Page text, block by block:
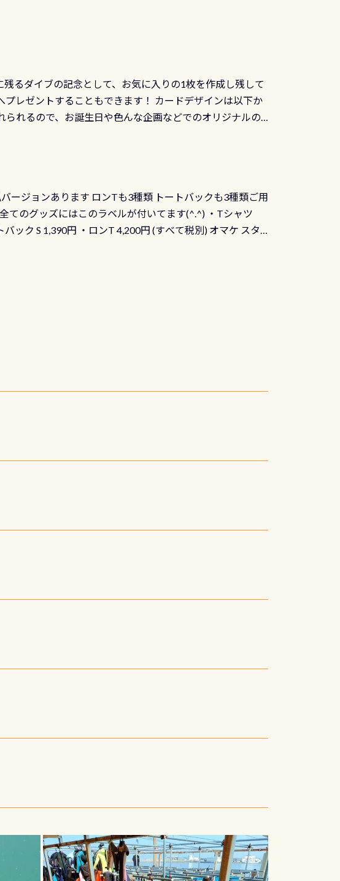
るダイブの記念として、お気に入りの1枚を作成し残して
レゼントすることもできます！ カードデザインは以下か
れるので、お誕生日や色んな企画などでのオリジナルの
ージョンあります ロンTも3種類 トートバックも3種類ご用
てのグッズにはこのラベルが付いてます(^.^) ・Tシャツ
ック S 1,390円 ・ロンT 4,200円 (すべて税別) オマケ スタ